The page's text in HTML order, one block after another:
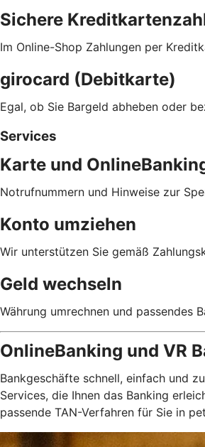
Sichere
Im Online-Shop Zahlungen per
girocard (Debitkarte)
Egal, ob Sie Bargeld abheben oder
Services
Karte und
Notrufnummern und Hinweise zur
Konto umziehen
Wir unterstützen Sie gemäß
Geld wechseln
Währung umrechnen und passendes
OnlineBanking und VR
Bankgeschäfte schnell, einfach und
Services, die Ihnen das Banking
passende TAN-Verfahren für Sie in